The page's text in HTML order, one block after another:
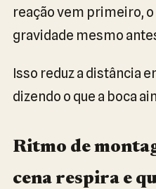
reação vem primeiro,
gravidade mesmo
Isso reduz a distância
dizendo o que a boca
Ritmo de
cena respira e